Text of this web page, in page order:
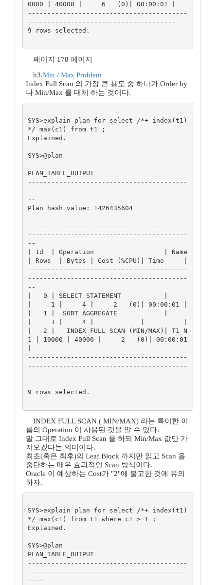
0000 | 40000 |     6   (0)| 00:00:01 |
-----------------------------------------
--------------------------------------
9 rows selected.
페이지 178 페이지
h3.Min / Max Problem
Index Full Scan 의 가장 큰 용도 중 하나가 Order by
나 Min/Max 를 대체 하는 것이다.
SYS>explain plan for select /*+ index(t1)
*/ max(c1) from t1 ;
Explained.
SYS>@plan
PLAN_TABLE_OUTPUT
-----------------------------------------
-----------------------------------------
--
Plan hash value: 1426435604
-----------------------------------------
-----------------------------------------
--
| Id  | Operation                  | Name
| Rows  | Bytes | Cost (%CPU)| Time     |
-----------------------------------------
-----------------------------------------
--
|   0 | SELECT STATEMENT           |
|     1 |     4 |     2   (0)| 00:00:01 |
|   1 |  SORT AGGREGATE            |
|     1 |     4 |            |          |
|   2 |   INDEX FULL SCAN (MIN/MAX)| T1_N
1 | 10000 | 40000 |     2   (0)| 00:00:01
-----------------------------------------
-----------------------------------------
--
9 rows selected.
INDEX FULL SCAN ( MIN/MAX) 라는 특이한 이
름의 Operation 이 사용된 것을 알 수 있다.
말 그대로 Index Full Scan 을 하되 Min/Max 값만 가
져오겠다는 의미이다.
최초(혹은 최후)의 Leaf Block 까지만 읽고 Scan 을
중단하는 매우 효과적인 Scan 방식이다.
Oracle 이 예상하는 Cost가 "2"에 불고한 것에 유의
하자.
SYS>explain plan for select /*+ index(t1)
*/ max(c1) from t1 where c1 > 1 ;
Explained.
SYS>@plan
PLAN_TABLE_OUTPUT
-----------------------------------------
-----------------------------------------
----